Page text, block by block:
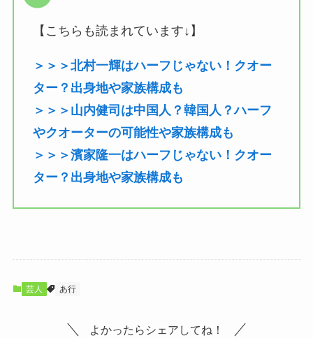
【こちらも読まれています↓】
＞＞＞北村一輝はハーフじゃない！クオー
ター？出身地や家族構成も
＞＞＞山内健司は中国人？韓国人？ハーフ
やクオーターの可能性や家族構成も
＞＞＞濱家隆一はハーフじゃない！クオー
ター？出身地や家族構成も
芸人 あ行
よかったらシェアしてね！